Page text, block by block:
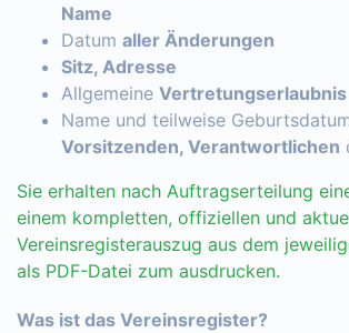
Name
Datum aller Änderungen
Sitz, Adresse
Allgemeine Vertretungserlaubnis
Name und teilweise
Vorsitzenden, Verantwortlichen
Sie erhalten nach Auftragserteilung
einem kompletten, offiziellen und
Vereinsregisterauszug aus dem
als PDF-Datei zum ausdrucken.
Was ist das Vereinsregister?